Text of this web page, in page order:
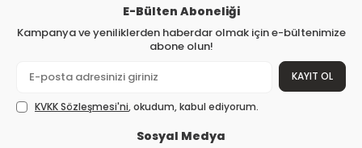
E-Bülten Aboneliği
Kampanya ve yeniliklerden haberdar olmak için e-bültenimize
abone olun!
KAYIT OL
KVKK Sözleşmesi'ni, okudum, kabul ediyorum.
Sosyal Medya